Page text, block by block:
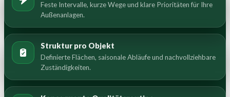
Feste Intervalle, kurze Wege und klare Prioritäten für Ihre
Außenanlagen.
Struktur pro Objekt
Definierte Flächen, saisonale Abläufe und nachvollziehbare
Zuständigkeiten.